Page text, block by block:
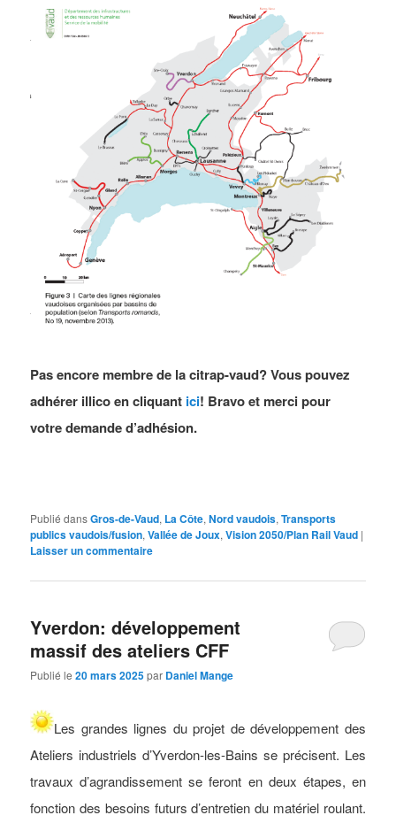
Pas encore membre de la citrap-vaud? Vous pouvez
adhérer illico en cliquant ici! Bravo et merci pour
votre demande d’adhésion.
Publié dansGros-de-Vaud, La Côte,Nord vaudois,Transports
publics vaudois/fusion,Vallée de Joux,Vision 2050/Plan Rail Vaud |
Laisser un commentaire
Yverdon: développement
massif des ateliers CFF
Publié le20 mars 2025par Daniel Mange
Les grandes lignes du projet de développement des
Ateliers industriels d’Yverdon-les-Bains se précisent. Les
travaux d’agrandissement se feront en deux étapes, en
fonction des besoins futurs d’entretien du matériel roulant.